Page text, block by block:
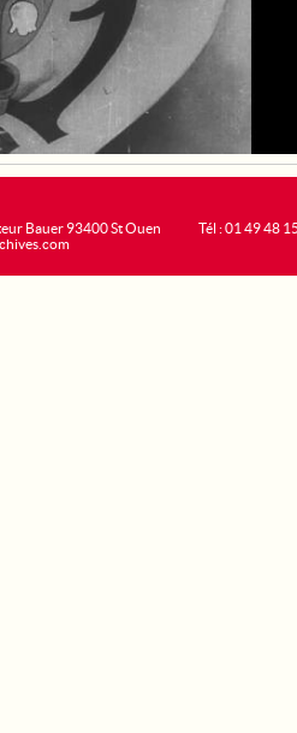
Bauer 93400 St Ouen
Tél : 01 49 48